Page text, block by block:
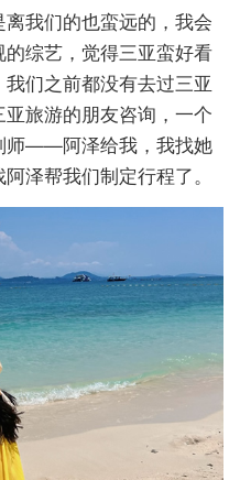
我们的也蛮远的，我会
综艺，觉得三亚蛮好看
们之前都没有去过三亚
旅游的朋友咨询，一个
师——阿泽给我，我找她
泽帮我们制定行程了。